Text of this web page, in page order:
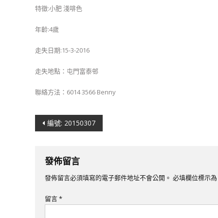
特徵:小肥 淺啡色
年齡:4歲
走失日期:15-3-2016
走失地點：屯門富泰邨
聯絡方法：6014 3566 Benny
文
導
覽
編號: 20150307
發佈留言
發佈留言必須填寫的電子郵件地址不會公開。 必填欄位標示為
留言*